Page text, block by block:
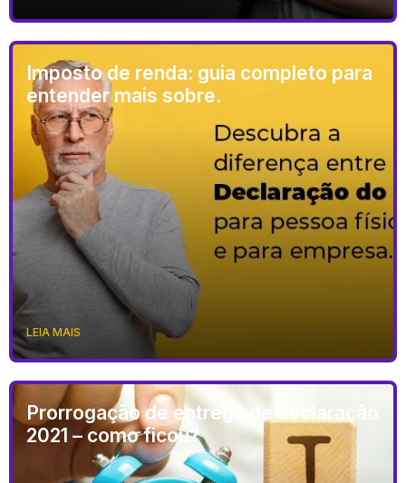
Imposto de renda: guia completo para
entender mais sobre.
LEIA MAIS
Prorrogação de entrega de declaração
2021 – como ficou?